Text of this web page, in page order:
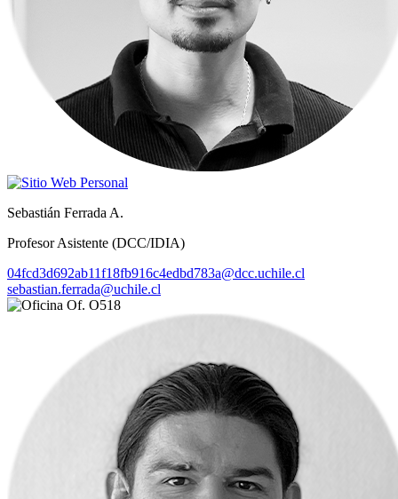
Sebastián Ferrada A.
Profesor Asistente (DCC/IDIA)
04fcd3d692ab11f18fb916c4edbd783a@dcc.uchile.cl
sebastian.ferrada@uchile.cl
Of. O518